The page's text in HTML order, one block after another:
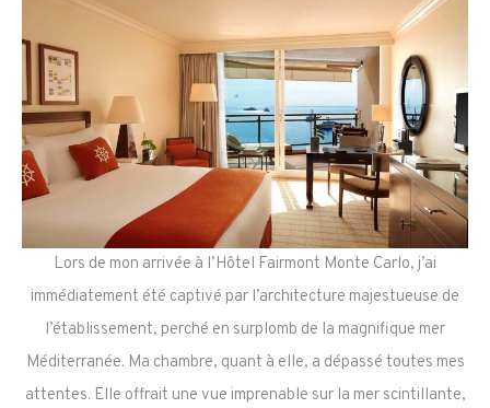
Lors de mon arrivée à l’Hôtel Fairmont Monte Carlo, j’ai
immédiatement été captivé par l’architecture majestueuse de
l’établissement, perché en surplomb de la magnifique mer
Méditerranée. Ma chambre, quant à elle, a dépassé toutes mes
attentes. Elle offrait une vue imprenable sur la mer scintillante,